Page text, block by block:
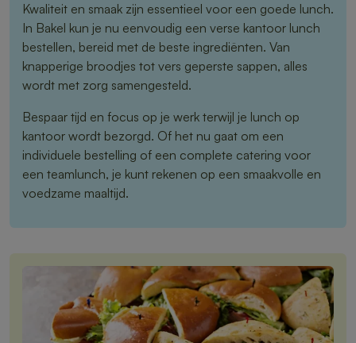
Kwaliteit en smaak zijn essentieel voor een goede lunch.
In Bakel kun je nu eenvoudig een verse kantoor lunch
bestellen, bereid met de beste ingrediënten. Van
knapperige broodjes tot vers geperste sappen, alles
wordt met zorg samengesteld.
Bespaar tijd en focus op je werk terwijl je lunch op
kantoor wordt bezorgd. Of het nu gaat om een
individuele bestelling of een complete catering voor
een teamlunch, je kunt rekenen op een smaakvolle en
voedzame maaltijd.